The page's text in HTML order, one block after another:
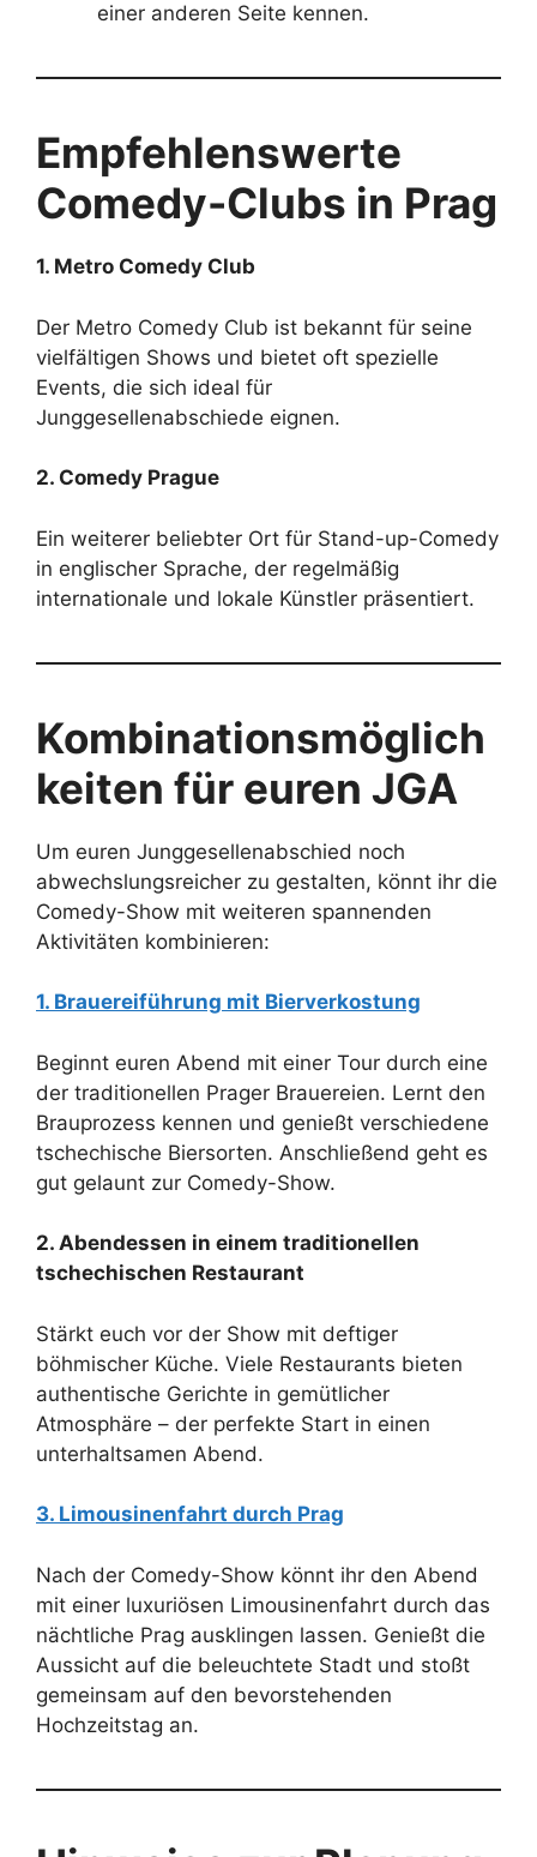
einer anderen Seite kennen.
Empfehlenswerte
Comedy-Clubs in Prag
1. Metro Comedy Club
Der Metro Comedy Club ist bekannt für seine
vielfältigen Shows und bietet oft spezielle
Events, die sich ideal für
Junggesellenabschiede eignen.
2. Comedy Prague
Ein weiterer beliebter Ort für Stand-up-Comedy
in englischer Sprache, der regelmäßig
internationale und lokale Künstler präsentiert.
Kombinationsmöglich
keiten für euren JGA
Um euren Junggesellenabschied noch
abwechslungsreicher zu gestalten, könnt ihr die
Comedy-Show mit weiteren spannenden
Aktivitäten kombinieren:
1. Brauereiführung mit Bierverkostung
Beginnt euren Abend mit einer Tour durch eine
der traditionellen Prager Brauereien. Lernt den
Brauprozess kennen und genießt verschiedene
tschechische Biersorten. Anschließend geht es
gut gelaunt zur Comedy-Show.
2. Abendessen in einem traditionellen
tschechischen Restaurant
Stärkt euch vor der Show mit deftiger
böhmischer Küche. Viele Restaurants bieten
authentische Gerichte in gemütlicher
Atmosphäre – der perfekte Start in einen
unterhaltsamen Abend.
3. Limousinenfahrt durch Prag
Nach der Comedy-Show könnt ihr den Abend
mit einer luxuriösen Limousinenfahrt durch das
nächtliche Prag ausklingen lassen. Genießt die
Aussicht auf die beleuchtete Stadt und stoßt
gemeinsam auf den bevorstehenden
Hochzeitstag an.